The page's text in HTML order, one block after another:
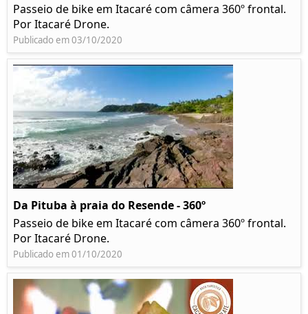
Passeio de bike em Itacaré com câmera 360º frontal.
Por Itacaré Drone.
Publicado em 03/10/2020
Da Pituba à praia do Resende - 360º
Passeio de bike em Itacaré com câmera 360º frontal.
Por Itacaré Drone.
Publicado em 01/10/2020